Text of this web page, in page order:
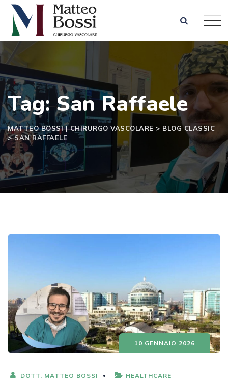
Skip
content
Tag: San Raffaele
MATTEO BOSSI | CHIRURGO VASCOLARE > BLOG CLASSIC
>SAN RAFFAELE
10 GENNAIO 2026
DOTT. MATTEO BOSSI HEALTHCARE